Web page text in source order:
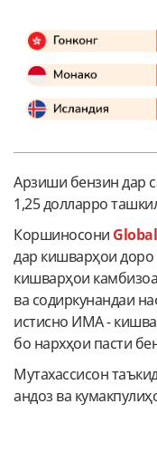
Арзиши бензин дар
1,25 долларро
Коршиносони
дар кишварҳои доро
кишварҳои
ва содиркунандаи
истисно ИМА -
бо нархҳои пасти
Мутахассисон
андоз ва